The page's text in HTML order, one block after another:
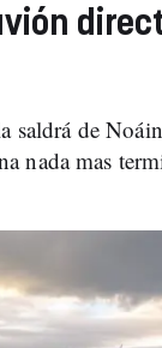
saldrá de
nada mas